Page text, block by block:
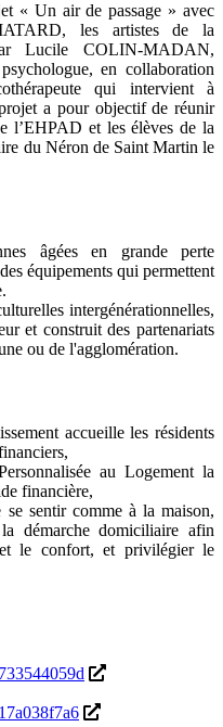
« Un air de passage » avec
les artistes de la
Lucile COLIN-MADAN,
en collaboration
qui intervient à
a pour objectif de réunir
l’EHPAD et les élèves de la
du Néron de Saint Martin le
âgées en grande perte
équipements qui permettent
intergénérationnelles,
et construit des partenariats
ou de l'agglomération.
accueille les résidents
au Logement la
financière,
sentir comme à la maison,
démarche domiciliaire afin
le confort, et privilégier le